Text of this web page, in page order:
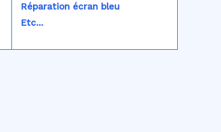
Réparation écran bleu
Etc...